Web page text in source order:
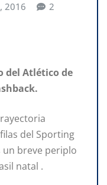
2016 2
del Atlético de
del Sporting
un breve periplo
natal .